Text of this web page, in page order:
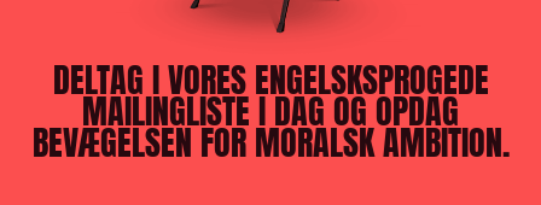
DELTAG I VORES ENGELSKSPROGEDE
MAILINGLISTE I DAG OG OPDAG
BEVÆGELSEN FOR MORALSK AMBITION.